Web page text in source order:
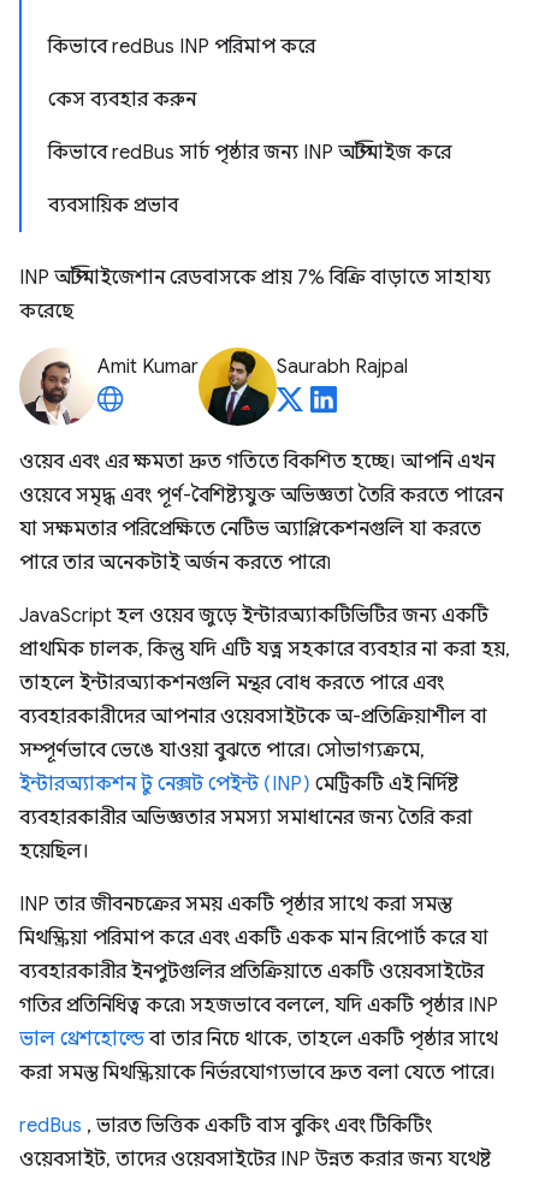
কিভাবে redBus INP পরিমাপ করে
কেস ব্যবহার করুন
কিভাবে redBus সার্চ পৃষ্ঠার জন্য INP অপ্টিমাইজ করে
ব্যবসায়িক প্রভাব
INP অপ্টিমাইজেশান রেডবাসকে প্রায় 7% বিক্রি বাড়াতে সাহায্য
করেছে
Amit Kumar Saurabh Rajpal
ওয়েব এবং এর ক্ষমতা দ্রুত গতিতে বিকশিত হচ্ছে। আপনি এখন
ওয়েবে সমৃদ্ধ এবং পূর্ণ-বৈশিষ্ট্যযুক্ত অভিজ্ঞতা তৈরি করতে পারেন
যা সক্ষমতার পরিপ্রেক্ষিতে নেটিভ অ্যাপ্লিকেশনগুলি যা করতে
পারে তার অনেকটাই অর্জন করতে পারে৷
JavaScript হল ওয়েব জুড়ে ইন্টারঅ্যাকটিভিটির জন্য একটি
প্রাথমিক চালক, কিন্তু যদি এটি যত্ন সহকারে ব্যবহার না করা হয়,
তাহলে ইন্টারঅ্যাকশনগুলি মন্থর বোধ করতে পারে এবং
ব্যবহারকারীদের আপনার ওয়েবসাইটকে অ-প্রতিক্রিয়াশীল বা
সম্পূর্ণভাবে ভেঙে যাওয়া বুঝতে পারে। সৌভাগ্যক্রমে,
ইন্টারঅ্যাকশন টু নেক্সট পেইন্ট (INP) মেট্রিকটি এই নির্দিষ্ট
ব্যবহারকারীর অভিজ্ঞতার সমস্যা সমাধানের জন্য তৈরি করা
হয়েছিল।
INP তার জীবনচক্রের সময় একটি পৃষ্ঠার সাথে করা সমস্ত
মিথস্ক্রিয়া পরিমাপ করে এবং একটি একক মান রিপোর্ট করে যা
ব্যবহারকারীর ইনপুটগুলির প্রতিক্রিয়াতে একটি ওয়েবসাইটের
গতির প্রতিনিধিত্ব করে৷ সহজভাবে বললে, যদি একটি পৃষ্ঠার INP
ভাল থ্রেশহোল্ডেবা তার নিচে থাকে, তাহলে একটি পৃষ্ঠার সাথে
করা সমস্ত মিথস্ক্রিয়াকে নির্ভরযোগ্যভাবে দ্রুত বলা যেতে পারে।
redBus , ভারত ভিত্তিক একটি বাস বুকিং এবং টিকিটিং
ওয়েবসাইট, তাদের ওয়েবসাইটের INP উন্নত করার জন্য যথেষ্ট